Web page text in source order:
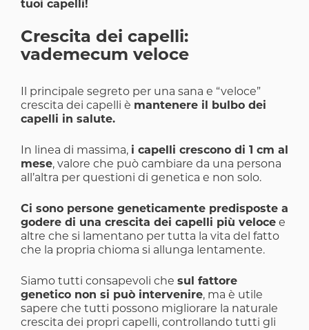
tuoi capelli!
Crescita dei capelli:
vademecum veloce
Il principale segreto per una sana e “veloce”
crescita dei capelli è mantenere il bulbo dei
capelli in salute.
In linea di massima, i capelli crescono di 1 cm al
mese, valore che può cambiare da una persona
all’altra per questioni di genetica e non solo.
Ci sono persone geneticamente predisposte a
godere di una crescita dei capelli più veloce e
altre che si lamentano per tutta la vita del fatto
che la propria chioma si allunga lentamente.
Siamo tutti consapevoli che sul fattore
genetico non si può intervenire, ma è utile
sapere che tutti possono migliorare la naturale
crescita dei propri capelli, controllando tutti gli